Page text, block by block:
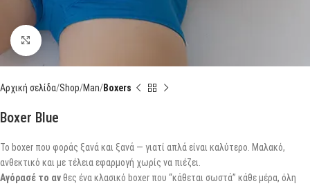
Click to enlarge
Αρχική σελίδα Shop Man Boxers
Boxer Blue
Το boxer που φοράς ξανά και ξανά — γιατί απλά είναι καλύτερο. Μαλακό,
ανθεκτικό και με τέλεια εφαρμογή χωρίς να πιέζει.
Αγόρασέ το ανθες ένα κλασικό boxer που “κάθεται σωστά” κάθε μέρα, όλη